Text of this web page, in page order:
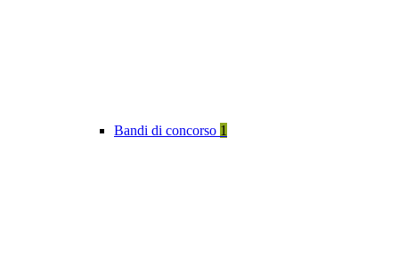
Bandi di concorso 1